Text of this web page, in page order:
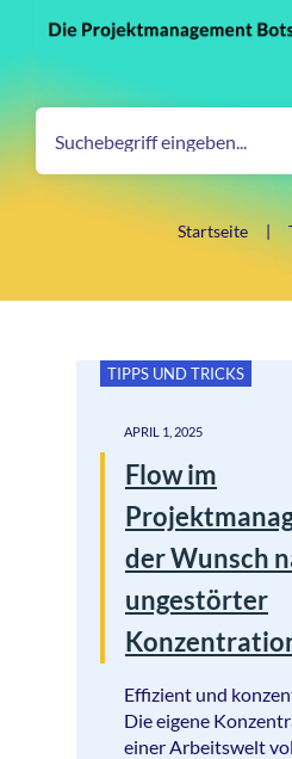
Startseite |
TIPPS UND TRICKS
APRIL 1, 2025
Flow im
der Wunsch
ungestörter
Effizient und
Die eigene
einer Arbeitswelt